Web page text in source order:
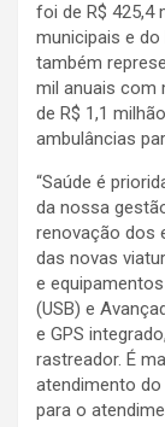
foi de R$ 425,4
municipais e
também
mil anuais com
de R$ 1,1
ambulâncias
“Saúde é
da nossa
renovação dos
das novas
e
(USB) e
e GPS
rastreador. É
atendimento
para o